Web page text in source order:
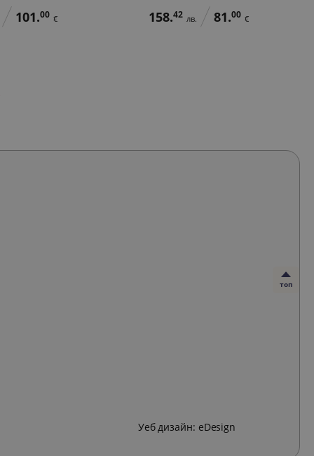
101.00 € 158.42 лв. 81.00 €
топ
Уеб дизайн: eDesign